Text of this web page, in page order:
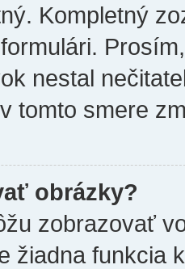
Kompletný
nestal
tomto smere
obrázky?
zobrazovať
žiadna funkcia